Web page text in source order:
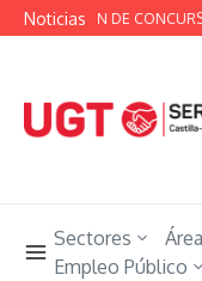
Saltar al contenido
Noticias
RESUMEN DE
Sectores
Empleo Público